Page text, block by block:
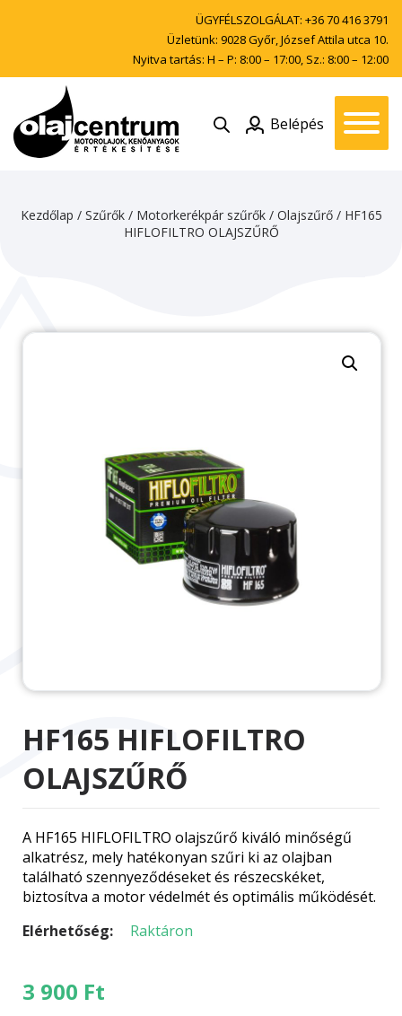
ÜGYFÉLSZOLGÁLAT: +36 70 416 3791
Üzletünk: 9028 Győr, József Attila utca 10.
Nyitva tartás: H – P: 8:00 – 17:00, Sz.: 8:00 – 12:00
Belépés
Kezdőlap / Szűrők/ Motorkerékpár szűrők/ Olajszűrő/ HF165
HIFLOFILTRO OLAJSZŰRŐ
HF165 HIFLOFILTRO
OLAJSZŰRŐ
A HF165 HIFLOFILTRO olajszűrő kiváló minőségű
alkatrész, mely hatékonyan szűri ki az olajban
található szennyeződéseket és részecskéket,
biztosítva a motor védelmét és optimális működését.
Elérhetőség:
Raktáron
3 900 Ft